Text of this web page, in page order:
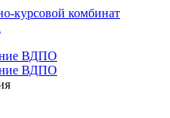
курсовой комбинат